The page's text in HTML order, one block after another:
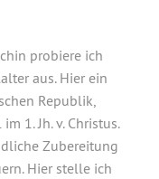
probiere ich
aus. Hier ein
Republik,
1. Jh. v. Christus.
Zubereitung
Hier stelle ich